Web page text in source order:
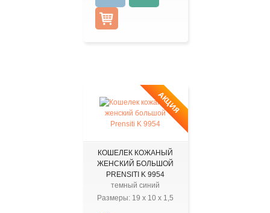
АКЦИЯ
КОШЕЛЕК КОЖАНЫЙ
ЖЕНСКИЙ БОЛЬШОЙ
PRENSITI K 9954
темный синий
Размеры: 19x 10x 1,5